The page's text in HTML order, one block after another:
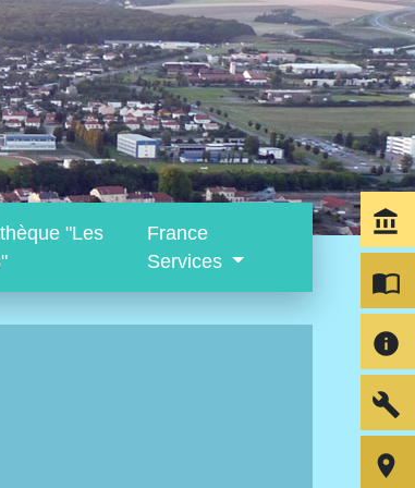
"Les
France
Services
account_balance
import_contacts
info
build
room